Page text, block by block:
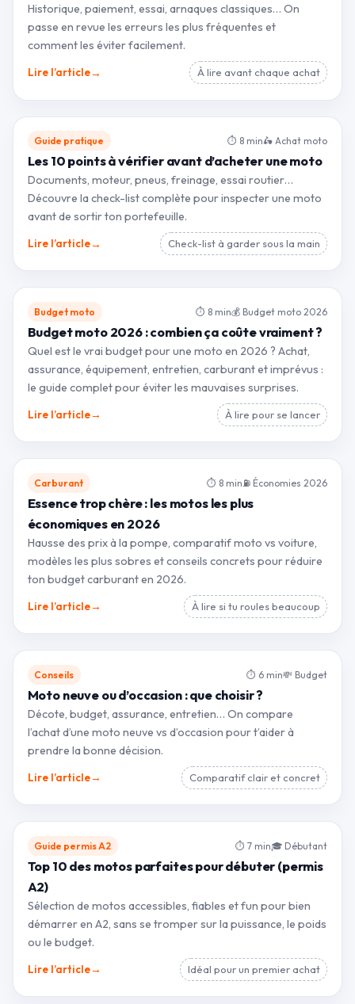
Historique, paiement, essai, arnaques classiques… On
passe en revue les erreurs les plus fréquentes et
comment les éviter facilement.
Lire l’article→ À lire avant chaque achat
Guide pratique ⏱ 8 min🛵 Achat moto
Les 10 points à vérifier avant d’acheter une moto
Documents, moteur, pneus, freinage, essai routier…
Découvre la check-list complète pour inspecter une moto
avant de sortir ton portefeuille.
Lire l’article→ Check-list à garder sous la main
Budget moto ⏱ 8 min💰 Budget moto 2026
Budget moto 2026 : combien ça coûte vraiment ?
Quel est le vrai budget pour une moto en 2026 ? Achat,
assurance, équipement, entretien, carburant et imprévus :
le guide complet pour éviter les mauvaises surprises.
Lire l’article→ À lire pour se lancer
Carburant ⏱ 8 min ⛽ Économies 2026
Essence trop chère : les motos les plus
économiques en 2026
Hausse des prix à la pompe, comparatif moto vs voiture,
modèles les plus sobres et conseils concrets pour réduire
ton budget carburant en 2026.
Lire l’article→ À lire si tu roules beaucoup
Conseils ⏱ 6 min💸 Budget
Moto neuve ou d’occasion : que choisir ?
Décote, budget, assurance, entretien… On compare
l’achat d’une moto neuve vs d’occasion pour t’aider à
prendre la bonne décision.
Lire l’article→ Comparatif clair et concret
Guide permis A2 ⏱ 7 min🎓 Débutant
Top 10 des motos parfaites pour débuter (permis
A2)
Sélection de motos accessibles, fiables et fun pour bien
démarrer en A2, sans se tromper sur la puissance, le poids
ou le budget.
Lire l’article→ Idéal pour un premier achat